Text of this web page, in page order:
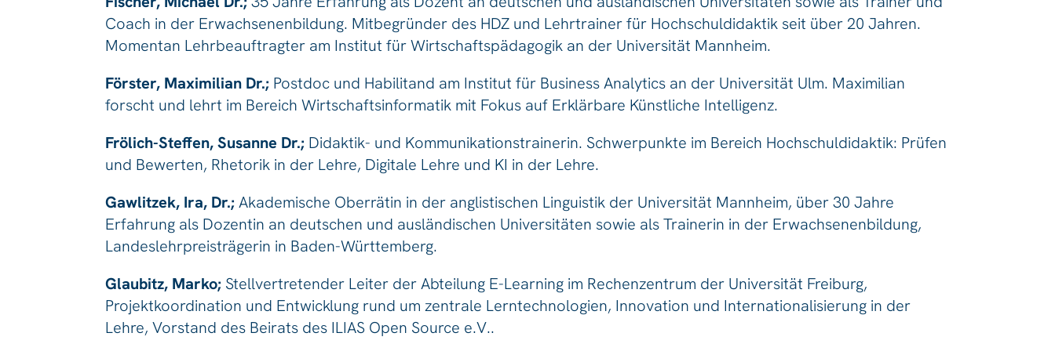
Coach in der Erwachsenenbildung. Mitbegründer des HDZ und Lehrtrainer für Hochschuldidaktik seit über 20 Jahren.
Momentan Lehrbeauftragter am Institut für Wirtschaftspädagogik an der Universität Mannheim.
Förster, Maximilian Dr.; Postdoc und Habilitand am Institut für Business Analytics an der Universität Ulm. Maximilian
forscht und lehrt im Bereich Wirtschaftsinformatik mit Fokus auf Erklärbare Künstliche Intelligenz.
Frölich-Steffen, Susanne Dr.; Didaktik- und Kommunikationstrainerin. Schwerpunkte im Bereich Hochschuldidaktik: Prüfen
und Bewerten, Rhetorik in der Lehre, Digitale Lehre und KI in der Lehre.
Gawlitzek, Ira, Dr.;Akademische Oberrätin in der anglistischen Linguistik der Universität Mannheim, über 30 Jahre
Erfahrung als Dozentin an deutschen und ausländischen Universitäten sowie als Trainerin in der Erwachsenenbildung,
Landeslehrpreisträgerin in Baden-Württemberg.
Glaubitz, Marko; Stellvertretender Leiter der Abteilung E-Learning im Rechenzentrum der Universität Freiburg,
Projektkoordination und Entwicklung rund um zentrale Lerntechnologien, Innovation und Internationalisierung in der
Lehre, Vorstand des Beirats des ILIAS Open Source e.V..